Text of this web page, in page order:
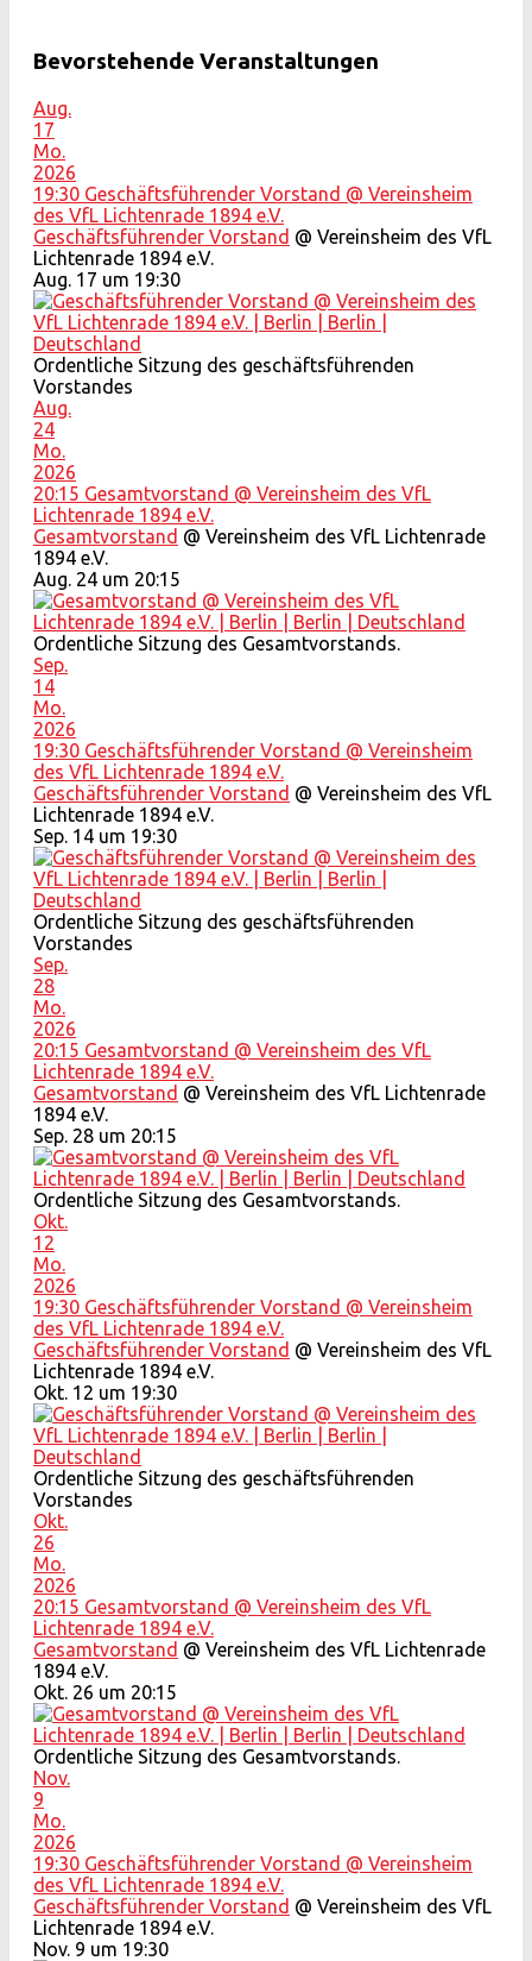
Bevorstehende Veranstaltungen
Aug.
17
Mo.
2026
19:30 Geschäftsführender Vorstand @ Vereinsheim
des VfL Lichtenrade 1894 e.V.
Geschäftsführender Vorstand @ Vereinsheim des VfL
Lichtenrade 1894 e.V.
Aug. 17 um 19:30
Ordentliche Sitzung des geschäftsführenden
Vorstandes
Aug.
24
Mo.
2026
20:15 Gesamtvorstand @ Vereinsheim des VfL
Lichtenrade 1894 e.V.
Gesamtvorstand @ Vereinsheim des VfL Lichtenrade
1894 e.V.
Aug. 24 um 20:15
Ordentliche Sitzung des Gesamtvorstands.
Sep.
14
Mo.
2026
19:30 Geschäftsführender Vorstand @ Vereinsheim
des VfL Lichtenrade 1894 e.V.
Geschäftsführender Vorstand @ Vereinsheim des VfL
Lichtenrade 1894 e.V.
Sep. 14 um 19:30
Ordentliche Sitzung des geschäftsführenden
Vorstandes
Sep.
28
Mo.
2026
20:15 Gesamtvorstand @ Vereinsheim des VfL
Lichtenrade 1894 e.V.
Gesamtvorstand @ Vereinsheim des VfL Lichtenrade
1894 e.V.
Sep. 28 um 20:15
Ordentliche Sitzung des Gesamtvorstands.
Okt.
12
Mo.
2026
19:30 Geschäftsführender Vorstand @ Vereinsheim
des VfL Lichtenrade 1894 e.V.
Geschäftsführender Vorstand @ Vereinsheim des VfL
Lichtenrade 1894 e.V.
Okt. 12 um 19:30
Ordentliche Sitzung des geschäftsführenden
Vorstandes
Okt.
26
Mo.
2026
20:15 Gesamtvorstand @ Vereinsheim des VfL
Lichtenrade 1894 e.V.
Gesamtvorstand @ Vereinsheim des VfL Lichtenrade
1894 e.V.
Okt. 26 um 20:15
Ordentliche Sitzung des Gesamtvorstands.
Nov.
9
Mo.
2026
19:30 Geschäftsführender Vorstand @ Vereinsheim
des VfL Lichtenrade 1894 e.V.
Geschäftsführender Vorstand @ Vereinsheim des VfL
Lichtenrade 1894 e.V.
Nov. 9 um 19:30